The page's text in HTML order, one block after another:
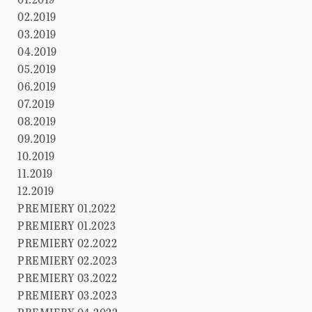
02.2019
03.2019
04.2019
05.2019
06.2019
07.2019
08.2019
09.2019
10.2019
11.2019
12.2019
PREMIERY 01.2022
PREMIERY 01.2023
PREMIERY 02.2022
PREMIERY 02.2023
PREMIERY 03.2022
PREMIERY 03.2023